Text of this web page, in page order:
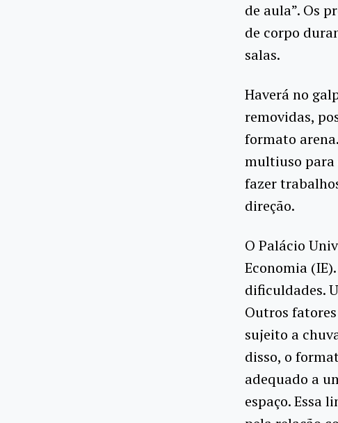
de aula”. Os
de corpo
salas.
Haverá no
removidas,
formato
multiuso para
fazer
direção.
O Palácio
Economia
dificuldades.
Outros
sujeito a
disso, o
adequado a
espaço. Essa